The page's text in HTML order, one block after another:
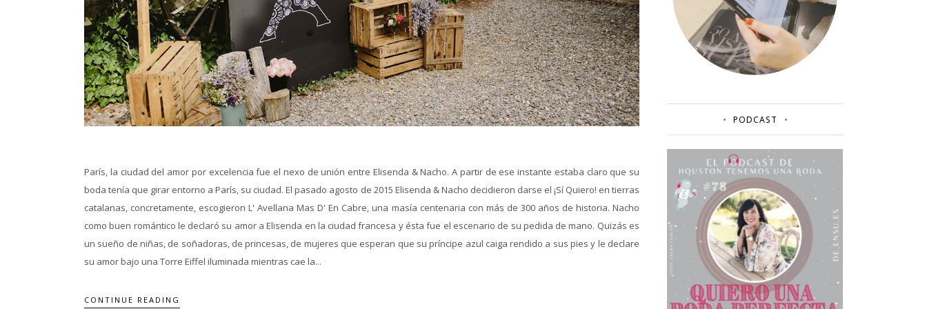
París, la ciudad del amor por excelencia fue el nexo de unión entre Elisenda & Nacho. A partir de ese instante estaba claro que su
boda tenía que girar entorno a París, su ciudad. El pasado agosto de 2015 Elisenda & Nacho decidieron darse el ¡Sí Quiero! en tierras
catalanas, concretamente, escogieron L' Avellana Mas D' En Cabre, una masía centenaria con más de 300 años de historia. Nacho
como buen romántico le declaró su amor a Elisenda en la ciudad francesa y ésta fue el escenario de su pedida de mano. Quizás es
un sueño de niñas, de soñadoras, de princesas, de mujeres que esperan que su príncipe azul caiga rendido a sus pies y le declare
su amor bajo una Torre Eiffel iluminada mientras cae la...
CONTINUE READING
PODCAST